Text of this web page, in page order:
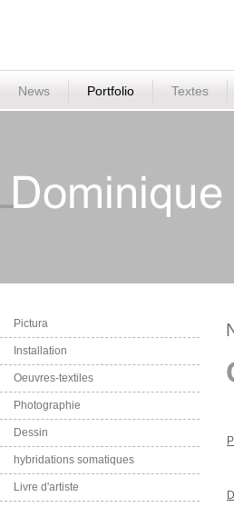
News Portfolio Textes
Pictura
Installation
Oeuvres-textiles
Photographie
Dessin
hybridations somatiques
Livre d'artiste